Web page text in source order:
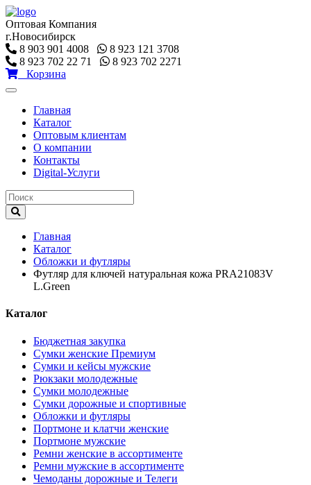
Оптовая Компания
г.Новосибирск
8 903 901 4008
8 923 121 3708
8 923 702 22 71
8 923 702 2271
Корзина
Toggle
navigationГлавная
Каталог
Оптовым клиентам
О компании
Контакты
Digital-Услуги
Главная
Каталог
Обложки и футляры
Футляр для ключей натуральная кожа PRA21083V
L.Green
Каталог
Бюджетная закупка
Сумки женские Премиум
Сумки и кейсы мужские
Рюкзаки молодежные
Сумки молодежные
Сумки дорожные и спортивные
Обложки и футляры
Портмоне и клатчи женские
Портмоне мужские
Ремни женские в ассортименте
Ремни мужские в ассортименте
Чемоданы дорожные и Телеги